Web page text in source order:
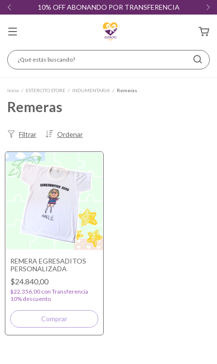
10% OFF ABONANDO POR TRANSFERENCIA
Inicio / ESTERCITO STORE / INDUMENTARIA / Remeras
Remeras
Ordenar
Filtrar
REMERA EGRESADITOS
PERSONALIZADA
$24.840,00
$22.356,00 con Transferencia
10% descuento